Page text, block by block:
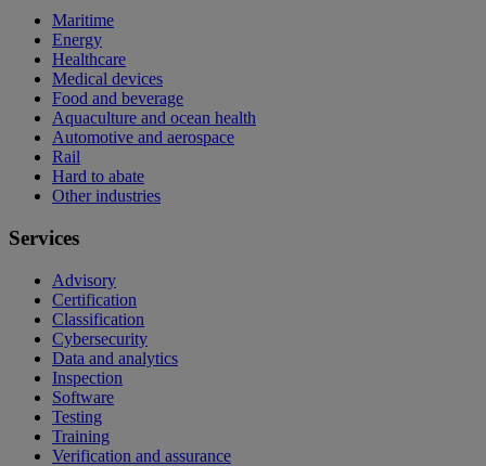
Maritime
Energy
Healthcare
Medical devices
Food and beverage
Aquaculture and ocean health
Automotive and aerospace
Rail
Hard to abate
Other industries
Services
Advisory
Certification
Classification
Cybersecurity
Data and analytics
Inspection
Software
Testing
Training
Verification and assurance